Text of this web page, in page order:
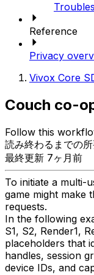
Reference
Privacy
Vivox Core
Couch co-
Follow this
読み終わるまでの
最終更新 7ヶ月前
To initiate a multi-
game might make
requests.
In the following
S1, S2, Render1,
placeholders that
handles, session
device IDs, and